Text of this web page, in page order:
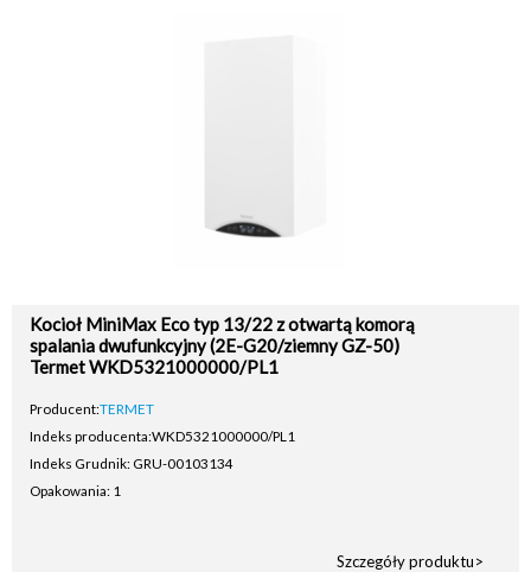
Kocioł MiniMax Eco typ 13/22 z otwartą komorą
spalania dwufunkcyjny (2E-G20/ziemny GZ-50)
Termet WKD5321000000/PL1
Producent:TERMET
Indeks producenta:WKD5321000000/PL1
Indeks Grudnik: GRU-00103134
Opakowania: 1
Szczegóły produktu>